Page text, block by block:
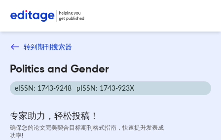
转到期刊搜索器
Politics and Gender
eISSN: 1743-9248 pISSN: 1743-923X
专家助力，轻松投稿！
确保您的论文完美契合目标期刊格式指南，快速提升发表成
功率!